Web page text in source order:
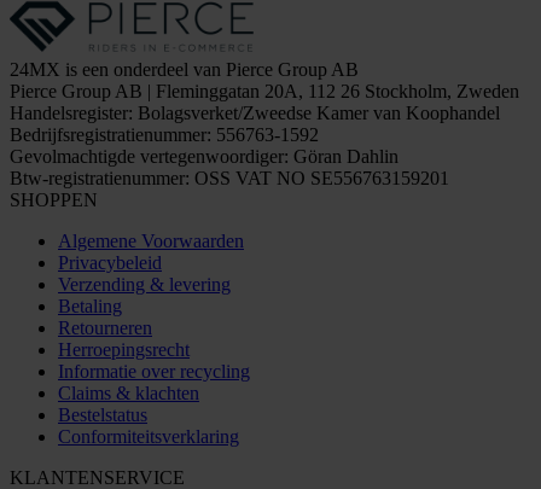
24MX is een onderdeel van Pierce Group AB
Pierce Group AB | Fleminggatan 20A, 112 26 Stockholm, Zweden
Handelsregister: Bolagsverket/Zweedse Kamer van Koophandel
Bedrijfsregistratienummer: 556763-1592
Gevolmachtigde vertegenwoordiger: Göran Dahlin
Btw-registratienummer: OSS VAT NO SE556763159201
SHOPPEN
Algemene Voorwaarden
Privacybeleid
Verzending & levering
Betaling
Retourneren
Herroepingsrecht
Informatie over recycling
Claims & klachten
Bestelstatus
Conformiteitsverklaring
KLANTENSERVICE